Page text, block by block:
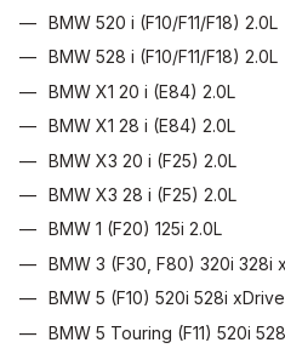
BMW 520 i (F10/F11/F18) 2.0L
BMW 528 i (F10/F11/F18) 2.0L
BMW X1 20 i (E84) 2.0L
BMW X1 28 i (E84) 2.0L
BMW X3 20 i (F25) 2.0L
BMW X3 28 i (F25) 2.0L
BMW 1 (F20) 125i 2.0L
BMW 3 (F30, F80) 320i 328i
BMW 5 (F10) 520i 528i
BMW 5 Touring (F11) 520i